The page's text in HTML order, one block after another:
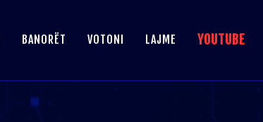
BANORËT VOTONI LAJME YOUTUBE